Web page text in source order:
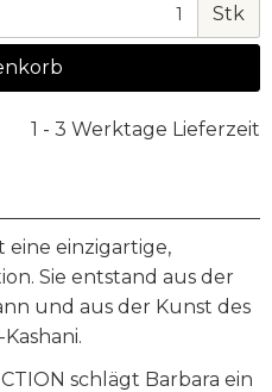
Stk
1 - 3 Werktage Lieferzeit
eine einzigartige,
Sie entstand aus der
und aus der Kunst des
schlägt Barbara ein